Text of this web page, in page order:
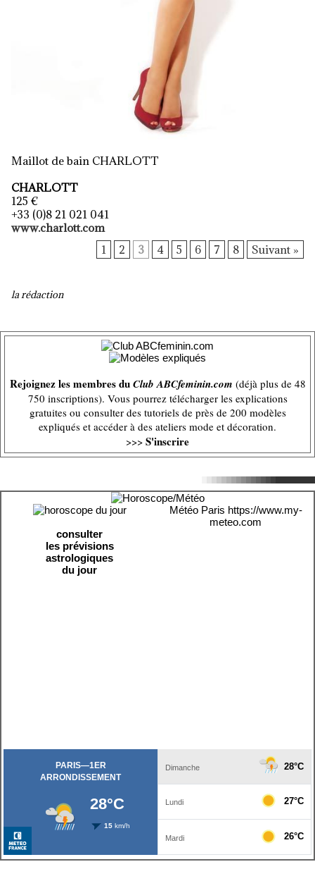
Maillot de bain CHARLOTT
CHARLOTT
125 €
+33 (0)8 21 021 041
www.charlott.com
1
2 3 4 5 6 7 8 Suivant »
la rédaction
Rejoignez les membres duClub ABCfeminin.com (déjà plus de 48
750 inscriptions). Vous pourrez télécharger les explications
gratuites ou consulter des tutoriels de près de 200 modèles
expliqués et accéder à des ateliers mode et décoration.
>>> S'inscrire
consulter
les prévisions
astrologiques
du jour
Météo Paris https://www.my-
meteo.com